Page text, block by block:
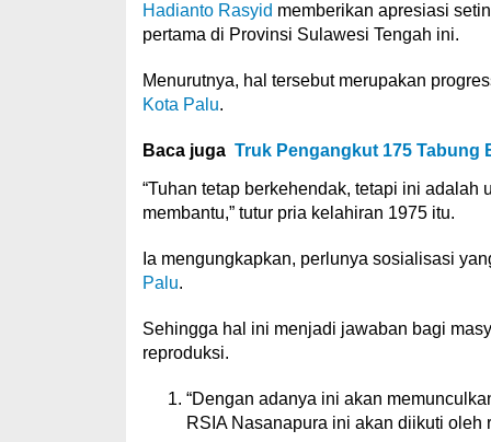
Hadianto Rasyid memberikan apresiasi
pertama di Provinsi Sulawesi Tengah ini.
Menurutnya, hal tersebut merupakan
Kota Palu.
Baca juga Truk Pengangkut 175 Tabung
“Tuhan tetap berkehendak, tetapi ini
membantu,” tutur pria kelahiran 1975 itu.
Ia mengungkapkan, perlunya sosialisasi
Palu.
Sehingga hal ini menjadi jawaban bagi
reproduksi.
“Dengan adanya ini akan
RSIA Nasanapura ini akan diikuti oleh